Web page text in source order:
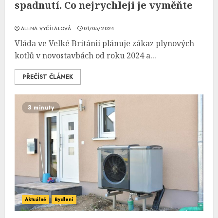
spadnutí. Co nejrychleji je vyměňte
ALENA VYČÍTALOVÁ 01/05/2024
Vláda ve Velké Británii plánuje zákaz plynových
kotlů v novostavbách od roku 2024 a...
PŘEČÍST ČLÁNEK
3 minuty
Aktuálně Bydlení